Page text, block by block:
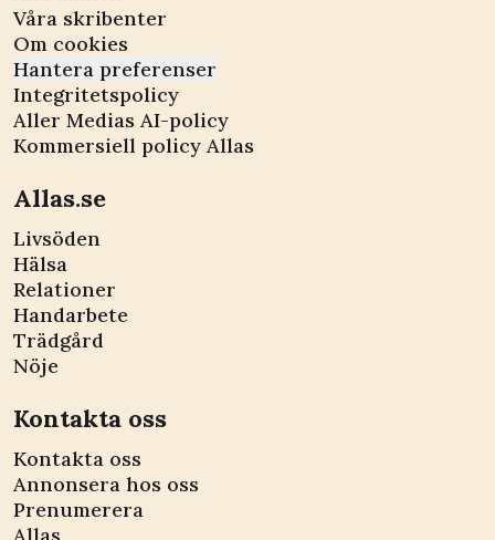
Våra skribenter
Om cookies
Hantera preferenser
Integritetspolicy
Aller Medias AI-policy
Kommersiell policy Allas
Allas.se
Livsöden
Hälsa
Relationer
Handarbete
Trädgård
Nöje
Kontakta oss
Kontakta oss
Annonsera hos oss
Prenumerera
Allas